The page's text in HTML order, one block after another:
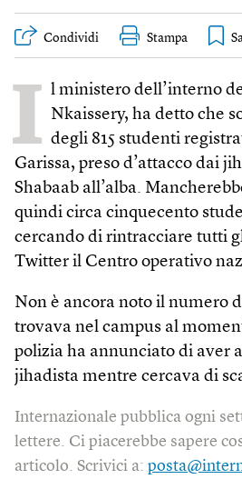
Condividi Stampa
I l ministero dell’interno
Nkaissery, ha detto che
degli 815 studenti
Garissa, preso d’attacco dai
Shabaab all’alba.
quindi circa cinquecento
cercando di rintracciare tutti
Twitter il Centro operativo
Non è ancora noto il numero
trovava nel campus al
polizia ha annunciato di aver
jihadista mentre cercava di
Internazionale pubblica ogni
lettere. Ci piacerebbe sapere
articolo. Scrivici a: